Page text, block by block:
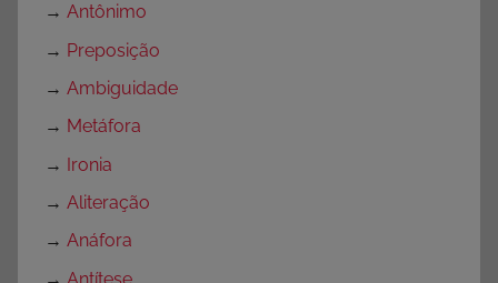
→ Antônimo
→ Preposição
→ Ambiguidade
→ Metáfora
→ Ironia
→ Aliteração
→ Anáfora